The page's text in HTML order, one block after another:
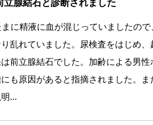
立腺結石と診断されました
に精液に血が混じっていましたの
乱れていました。尿検査をはじめ
前立腺結石でした。加齢による男
も原因があると指摘されました。
...